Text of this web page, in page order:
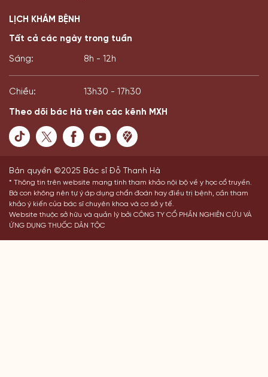
LỊCH KHÁM BỆNH
Tất cả các ngày trong tuần
Sáng: 8h - 12h
Chiều: 13h30 - 17h30
Theo dõi bác Hà trên các kênh MXH
Bản quyền ©2025 Bác sĩ Đỗ Thanh Hà
* Thông tin trên website mang tính tham khảo nội bộ về y học cổ truyền.
Bà con không nên tự ý áp dụng chẩn đoán hay điều trị bệnh, cần tham
khảo ý kiến của bác sĩ chuyên khoa và cơ sở y tế.
Website thuộc sở hữu và quản lý bởi CÔNG TY CỔ PHẦN NGHIÊN CỨU VÀ
ỨNG DỤNG THUỐC DÂN TỘC